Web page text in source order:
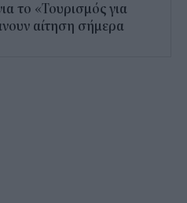
το «Τουρισμός για
αίτηση σήμερα